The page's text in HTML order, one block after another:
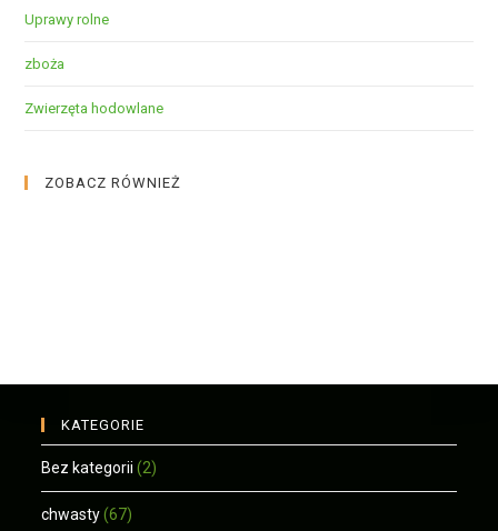
Uprawy rolne
zboża
Zwierzęta hodowlane
ZOBACZ RÓWNIEŻ
KATEGORIE
Bez kategorii (2)
chwasty (67)